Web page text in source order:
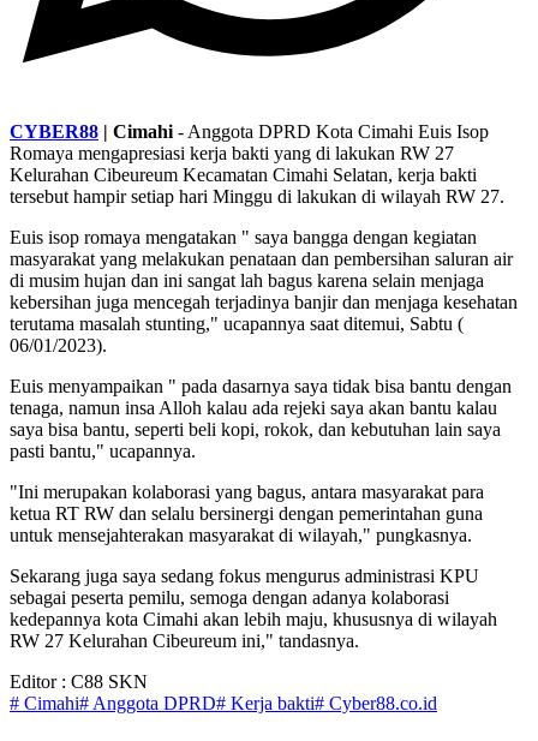
CYBER88 | Cimahi - Anggota DPRD Kota Cimahi Euis Isop
Romaya mengapresiasi kerja bakti yang di lakukan RW 27
Kelurahan Cibeureum Kecamatan Cimahi Selatan, kerja bakti
tersebut hampir setiap hari Minggu di lakukan di wilayah RW 27.
Euis isop romaya mengatakan " saya bangga dengan kegiatan
masyarakat yang melakukan penataan dan pembersihan saluran air
di musim hujan dan ini sangat lah bagus karena selain menjaga
kebersihan juga mencegah terjadinya banjir dan menjaga kesehatan
terutama masalah stunting," ucapannya saat ditemui, Sabtu (
06/01/2023).
Euis menyampaikan " pada dasarnya saya tidak bisa bantu dengan
tenaga, namun insa Alloh kalau ada rejeki saya akan bantu kalau
saya bisa bantu, seperti beli kopi, rokok, dan kebutuhan lain saya
pasti bantu," ucapannya.
"Ini merupakan kolaborasi yang bagus, antara masyarakat para
ketua RT RW dan selalu bersinergi dengan pemerintahan guna
untuk mensejahterakan masyarakat di wilayah," pungkasnya.
Sekarang juga saya sedang fokus mengurus administrasi KPU
sebagai peserta pemilu, semoga dengan adanya kolaborasi
kedepannya kota Cimahi akan lebih maju, khususnya di wilayah
RW 27 Kelurahan Cibeureum ini," tandasnya.
Editor : C88 SKN
# Cimahi# Anggota DPRD# Kerja bakti# Cyber88.co.id